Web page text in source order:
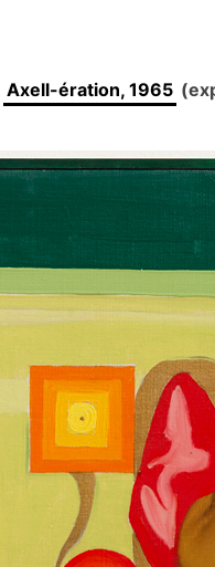
Axell-ération, 1965